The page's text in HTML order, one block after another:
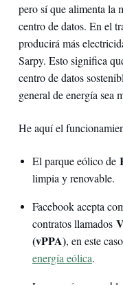
pero sí que alimenta la
centro de datos. En el
producirá más
Sarpy. Esto significa
centro de datos
general de energía sea
He aquí el
El parque eólico de
limpia y renovable.
Facebook acepta
contratos llamados
(vPPA), en este
energía eólica.